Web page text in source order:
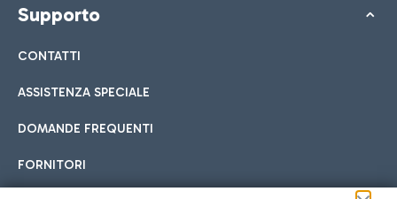
Supporto
CONTATTI
ASSISTENZA SPECIALE
DOMANDE FREQUENTI
FORNITORI